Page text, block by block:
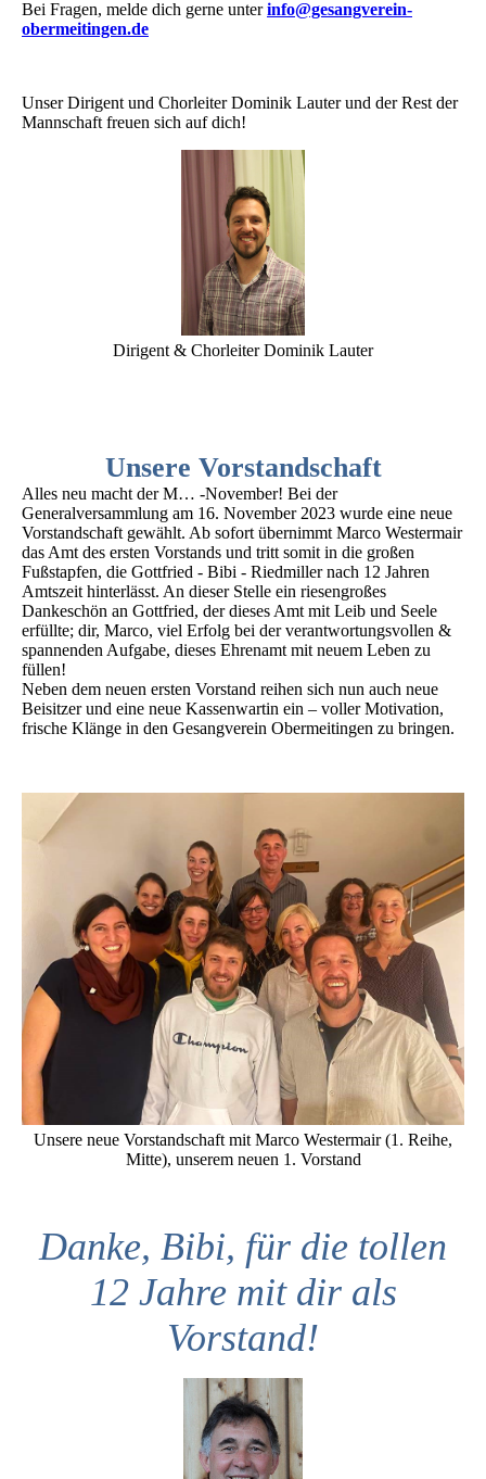
Bei Fragen, melde dich gerne unterinfo@gesangverein-
obermeitingen.de
Unser Dirigent und Chorleiter Dominik Lauter und der Rest der
Mannschaft freuen sich auf dich!
Dirigent & Chorleiter Dominik Lauter
Unsere Vorstandschaft
Alles neu macht der M… -November! Bei der
Generalversammlung am 16. November 2023 wurde eine neue
Vorstandschaft gewählt. Ab sofort übernimmt Marco Westermair
das Amt des ersten Vorstands und tritt somit in die großen
Fußstapfen, die Gottfried - Bibi - Riedmiller nach 12 Jahren
Amtszeit hinterlässt. An dieser Stelle ein riesengroßes
Dankeschön an Gottfried, der dieses Amt mit Leib und Seele
erfüllte; dir, Marco, viel Erfolg bei der verantwortungsvollen &
spannenden Aufgabe, dieses Ehrenamt mit neuem Leben zu
füllen!
Neben dem neuen ersten Vorstand reihen sich nun auch neue
Beisitzer und eine neue Kassenwartin ein – voller Motivation,
frische Klänge in den Gesangverein Obermeitingen zu bringen.
Unsere neue Vorstandschaft mit Marco Westermair (1. Reihe,
Mitte), unserem neuen 1. Vorstand
Danke, Bibi, für die tollen
12 Jahre mit dir als
Vorstand!